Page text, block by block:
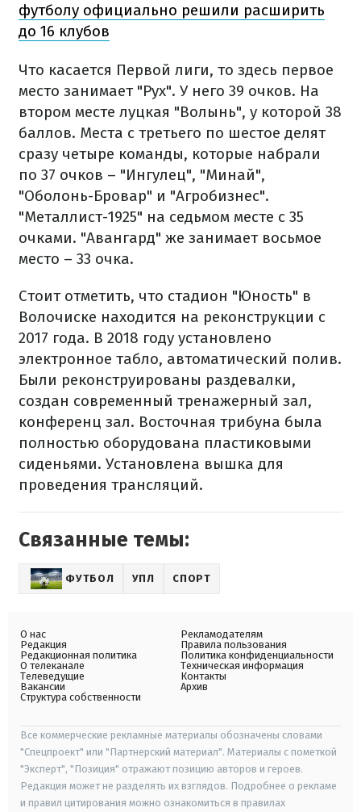
футболу официально решили расширить
до 16 клубов
Что касается Первой лиги, то здесь первое
место занимает "Рух". У него 39 очков. На
втором месте луцкая "Волынь", у которой 38
баллов. Места с третьего по шестое делят
сразу четыре команды, которые набрали
по 37 очков – "Ингулец", "Минай",
"Оболонь-Бровар" и "Агробизнес".
"Металлист-1925" на седьмом месте с 35
очками. "Авангард" же занимает восьмое
место – 33 очка.
Стоит отметить, что стадион "Юность" в
Волочиске находится на реконструкции с
2017 года. В 2018 году установлено
электронное табло, автоматический полив.
Были реконструированы раздевалки,
создан современный тренажерный зал,
конференц зал. Восточная трибуна была
полностью оборудована пластиковыми
сиденьями. Установлена вышка для
проведения трансляций.
Связанные темы:
ФУТБОЛ УПЛ СПОРТ
О нас
Редакция
Редакционная политика
О телеканале
Телеведущие
Вакансии
Структура собственности
Рекламодателям
Правила пользования
Политика конфиденциальности
Техническая информация
Контакты
Архив
Все коммерческие рекламные материалы обозначены словами
"Спецпроект" или "Партнерский материал". Материалы с пометкой
"Эксперт", "Позиция" отражают позицию авторов и героев.
Редакция может не разделять их взглядов. Подробнее о рекламе
и правил цитирования можно ознакомиться в правилах